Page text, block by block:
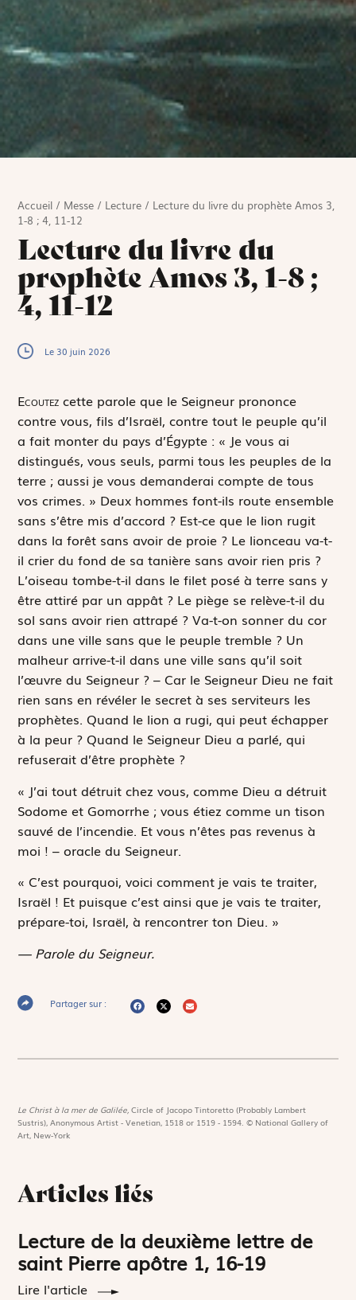
Accueil / Messe / Lecture / Lecture du livre du prophète Amos 3,
1-8 ; 4, 11-12
Lecture du livre du
prophète Amos 3, 1-8 ;
4, 11-12
Le 30 juin 2026
Ecoutez cette parole que le Seigneur prononce
contre vous, fils d’Israël, contre tout le peuple qu’il
a fait monter du pays d’Égypte : « Je vous ai
distingués, vous seuls, parmi tous les peuples de la
terre ; aussi je vous demanderai compte de tous
vos crimes. » Deux hommes font-ils route ensemble
sans s’être mis d’accord ? Est-ce que le lion rugit
dans la forêt sans avoir de proie ? Le lionceau va-t-
il crier du fond de sa tanière sans avoir rien pris ?
L’oiseau tombe-t-il dans le filet posé à terre sans y
être attiré par un appât ? Le piège se relève-t-il du
sol sans avoir rien attrapé ? Va-t-on sonner du cor
dans une ville sans que le peuple tremble ? Un
malheur arrive-t-il dans une ville sans qu’il soit
l’œuvre du Seigneur ? – Car le Seigneur Dieu ne fait
rien sans en révéler le secret à ses serviteurs les
prophètes. Quand le lion a rugi, qui peut échapper
à la peur ? Quand le Seigneur Dieu a parlé, qui
refuserait d’être prophète ?
« J’ai tout détruit chez vous, comme Dieu a détruit
Sodome et Gomorrhe ; vous étiez comme un tison
sauvé de l’incendie. Et vous n’êtes pas revenus à
moi ! – oracle du Seigneur.
« C’est pourquoi, voici comment je vais te traiter,
Israël ! Et puisque c’est ainsi que je vais te traiter,
prépare-toi, Israël, à rencontrer ton Dieu. »
— Parole du Seigneur.
Partager sur :
Le Christ à la mer de Galilée,Circle of Jacopo Tintoretto (Probably Lambert
Sustris), Anonymous Artist - Venetian, 1518 or 1519 - 1594. © National Gallery of
Art, New-York
Articles liés
Lecture de la deuxième lettre de
saint Pierre apôtre 1, 16-19
Lire l'article